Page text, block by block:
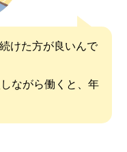
けた方が良いんで
ながら働くと、年